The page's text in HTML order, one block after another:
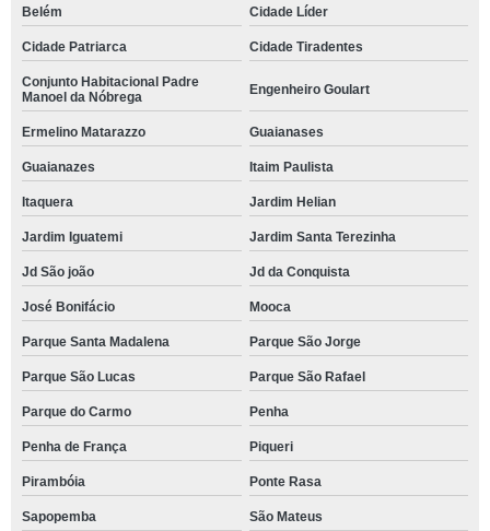
Belém Cidade Líder
Cidade Patriarca Cidade Tiradentes
Conjunto Habitacional Padre
Manoel da Nóbrega
Engenheiro Goulart
Ermelino Matarazzo Guaianases
Guaianazes Itaim Paulista
Itaquera Jardim Helian
Jardim Iguatemi Jardim Santa Terezinha
Jd São joão Jd da Conquista
José Bonifácio Mooca
Parque Santa Madalena Parque São Jorge
Parque São Lucas Parque São Rafael
Parque do Carmo Penha
Penha de França Piqueri
Pirambóia Ponte Rasa
Sapopemba São Mateus